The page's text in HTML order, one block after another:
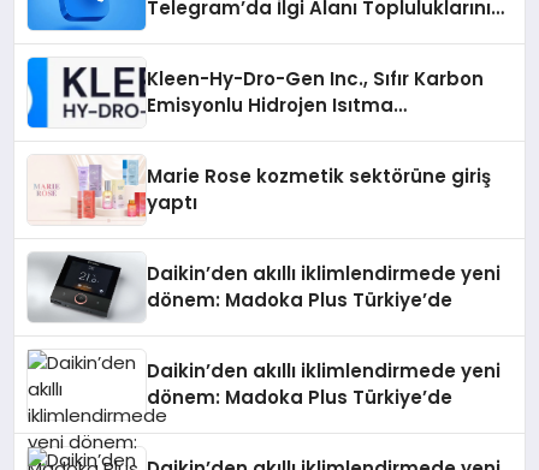
Telegram’da İlgi Alanı Topluluklarını
Kleen-Hy-Dro-Gen Inc., Sıfır Karbon
Emisyonlu Hidrojen Isıtma
Marie Rose kozmetik sektörüne giriş
yaptı
Daikin’den akıllı iklimlendirmede yeni
dönem: Madoka Plus Türkiye’de
Daikin’den akıllı iklimlendirmede yeni
dönem: Madoka Plus Türkiye’de